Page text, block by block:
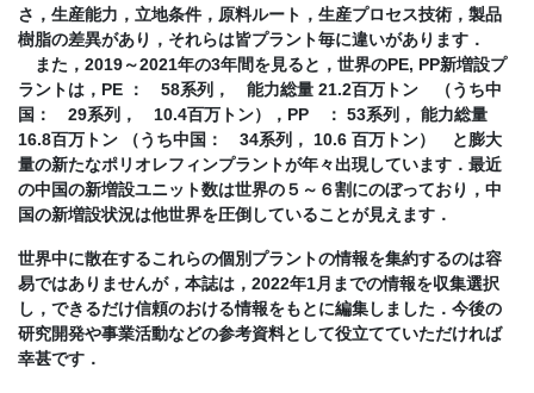
さ，生産能力，立地条件，原料ルート，生産プロセス技術，製品
樹脂の差異があり，それらは皆プラント毎に違いがあります．
また，2019～2021年の3年間を見ると，世界のPE, PP新増設プ
ラントは，PE ： 58系列， 能力総量 21.2百万トン （うち中
国： 29系列， 10.4百万トン），PP ： 53系列， 能力総量
16.8百万トン （うち中国： 34系列， 10.6 百万トン） と膨大
量の新たなポリオレフィンプラントが年々出現しています．最近
の中国の新増設ユニット数は世界の５～６割にのぼっており，中
国の新増設状況は他世界を圧倒していることが見えます．
世界中に散在するこれらの個別プラントの情報を集約するのは容
易ではありませんが，本誌は，2022年1月までの情報を収集選択
し，できるだけ信頼のおける情報をもとに編集しました．今後の
研究開発や事業活動などの参考資料として役立てていただければ
幸甚です．